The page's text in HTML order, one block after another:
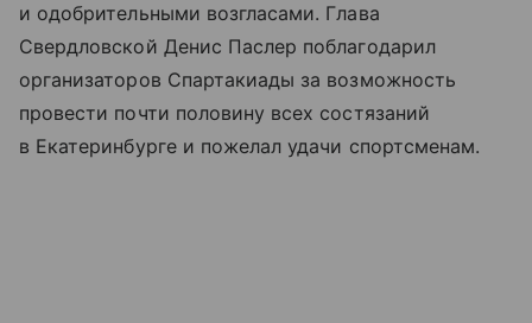
и одобрительными возгласами. Глава
Свердловской Денис Паслер поблагодарил
организаторов Спартакиады за возможность
провести почти половину всех состязаний
в Екатеринбурге и пожелал удачи спортсменам.